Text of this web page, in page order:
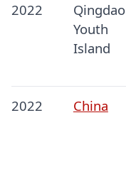
2022
Qingdao
Youth
Island
2022 China